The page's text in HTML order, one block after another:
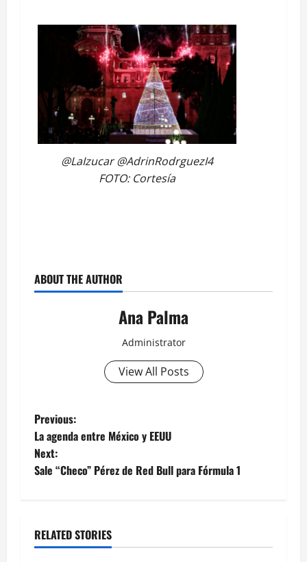
@LaIzucar @AdrinRodrguezI4
FOTO: Cortesía
ABOUT THE AUTHOR
Ana Palma
Administrator
View All Posts
Post
navigation
Previous:
La agenda entre México y EEUU
Next:
Sale “Checo” Pérez de Red Bull para Fórmula 1
RELATED STORIES
Estados Portada